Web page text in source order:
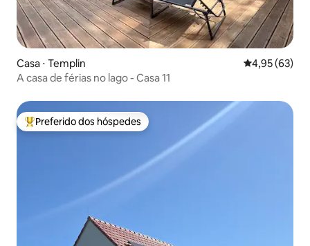
Casa ⋅ Templin 4,95 de uma
4,95 (63)
A casa de férias no lago - Casa 11
Entre os melhores preferidos dos hóspedes
Preferido dos hóspedes